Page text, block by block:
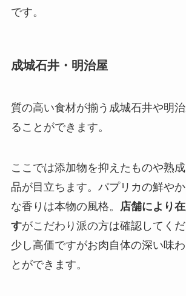
です。
成城石井・明治屋
質の高い食材が揃う成城石井や明
ることができます。
ここでは添加物を抑えたものや熟
品が目立ちます。パプリカの鮮や
な香りは本物の風格。 店舗により
すがこだわり派の方は確認してくだ
少し高価ですがお肉自体の深い味
とができます。